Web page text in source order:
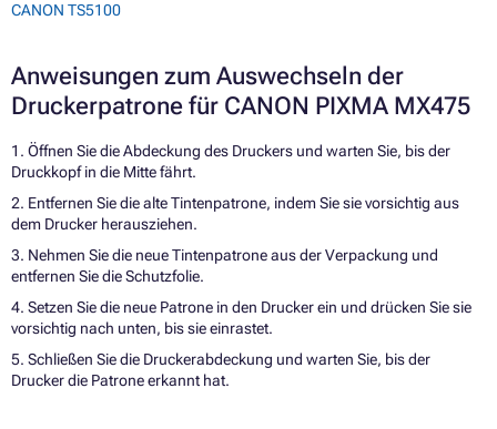
CANON TS5100
Anweisungen zum Auswechseln der
Druckerpatrone für CANON PIXMA MX475
1. Öffnen Sie die Abdeckung des Druckers und warten Sie, bis der
Druckkopf in die Mitte fährt.
2. Entfernen Sie die alte Tintenpatrone, indem Sie sie vorsichtig aus
dem Drucker herausziehen.
3. Nehmen Sie die neue Tintenpatrone aus der Verpackung und
entfernen Sie die Schutzfolie.
4. Setzen Sie die neue Patrone in den Drucker ein und drücken Sie sie
vorsichtig nach unten, bis sie einrastet.
5. Schließen Sie die Druckerabdeckung und warten Sie, bis der
Drucker die Patrone erkannt hat.